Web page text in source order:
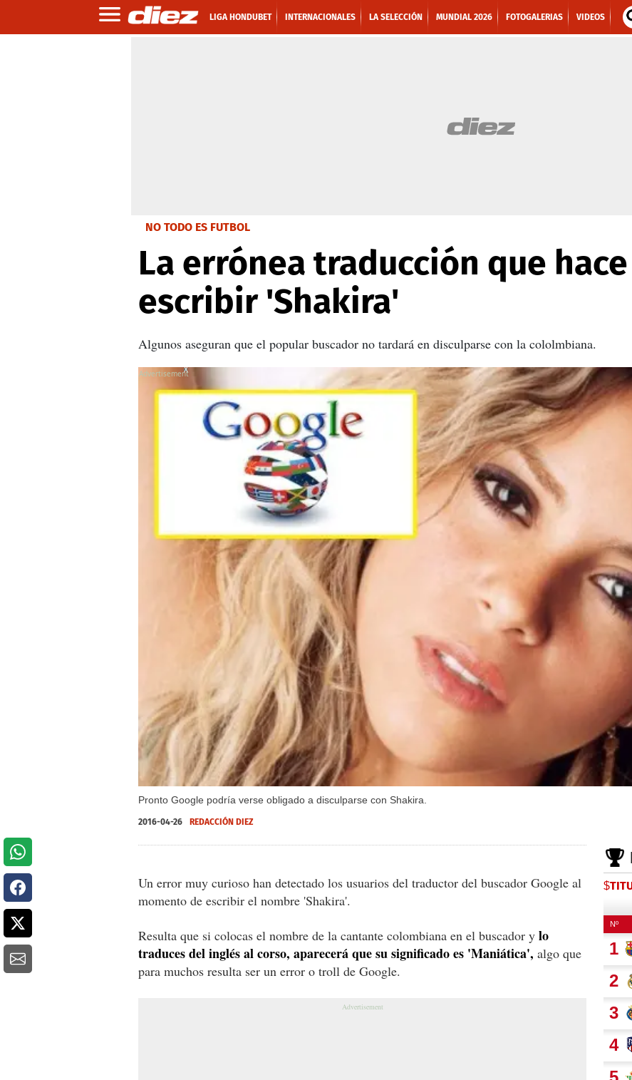
LIGA HONDUBET INTERNACIONALES LA SELECCIÓN MUNDIAL 2026 FOTOGALERIAS VIDEOS
NO TODO ES FUTBOL
La errónea traducción que
escribir 'Shakira'
Algunos aseguran que el popular buscador no tardará en disculparse con la cololmbiana.
Pronto Google podría verse obligado a disculparse con Shakira.
X
2016-04-26 REDACCIÓN DIEZ
Un error muy curioso han detectado los usuarios del traductor del buscador Google al
momento de escribir el nombre 'Shakira'.
Resulta que si colocas el nombre de la cantante colombiana en el buscador y lo
traduces del inglés al corso, aparecerá que su significado es 'Maniática', algo que
para muchos resulta ser un error o troll de Google.